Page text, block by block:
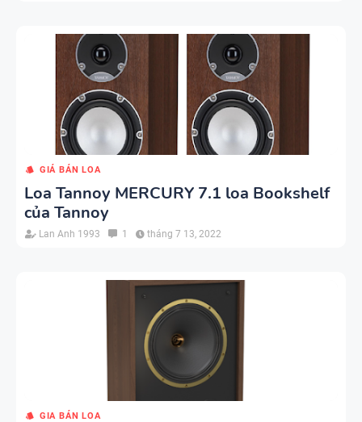
GIÁ BÁN LOA
Loa Tannoy MERCURY 7.1 loa Bookshelf
của Tannoy
Lan Anh 1993 1 tháng 7 13, 2022
GIA BÁN LOA